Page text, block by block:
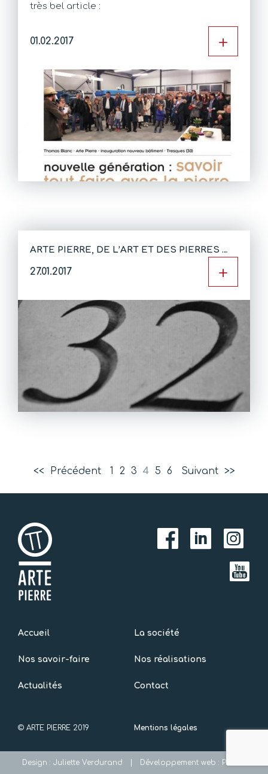
très bel article :
01.02.2017 +
ARTE PIERRE, DE L’ART ET DES PIERRES …
27.01.2017 +
<< Précédent 1 2 3 4 5 6 Suivant >>
Accueil La société
Nos savoir-faire Nos réalisations
Actualités Contact
© ARTE PIERRE 2019 Mentions légales
Design : Juliette Verdurand | Développement web : Pm-Vial